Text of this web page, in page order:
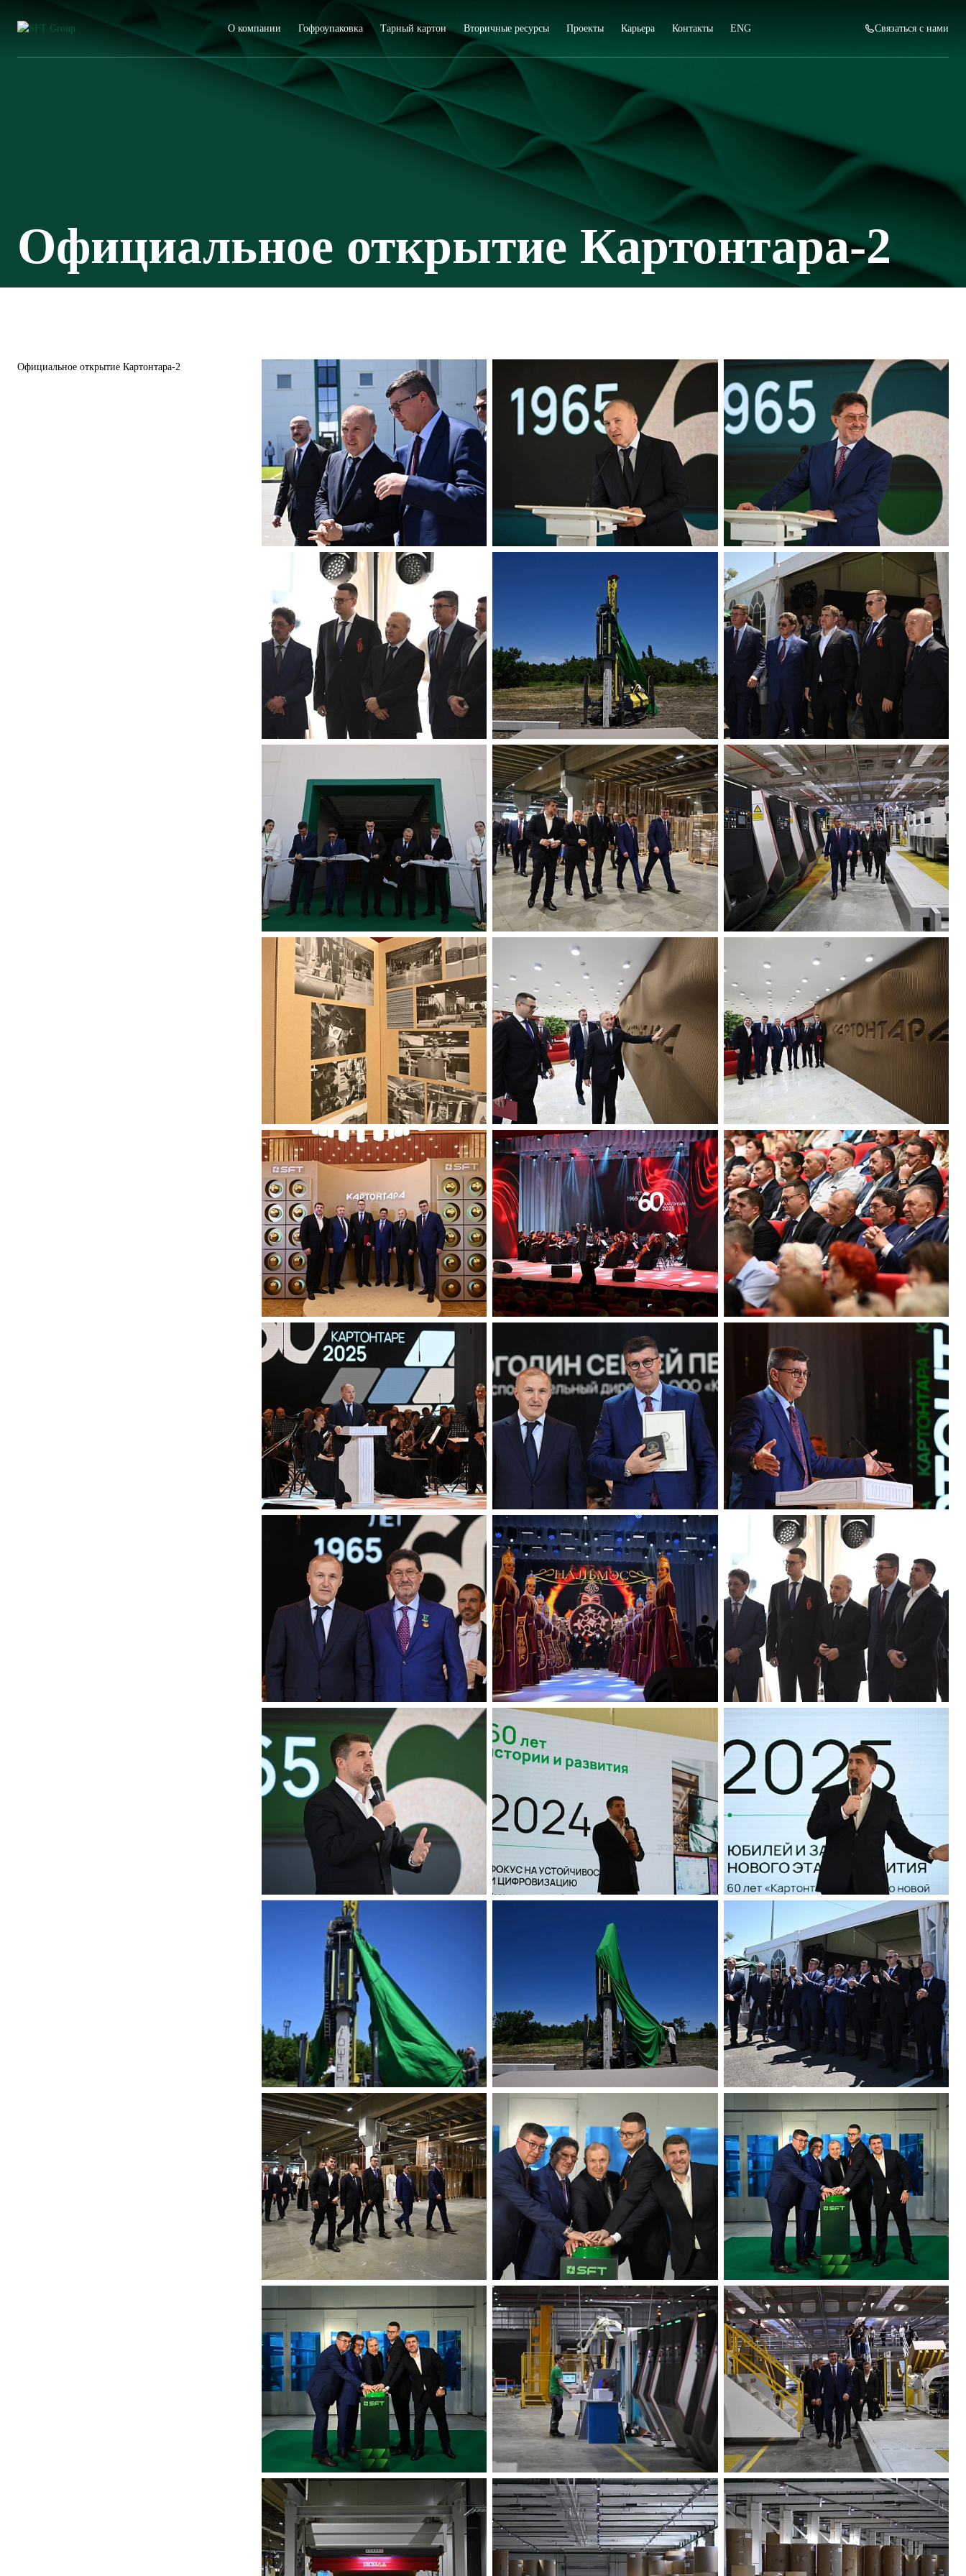
О компании Гофроупаковка Тарный картон Вторичные ресурсы Проекты Карьера Контакты ENG Связаться с нами
Официальное открытие Картонтара-2
Официальное открытие Картонтара-2